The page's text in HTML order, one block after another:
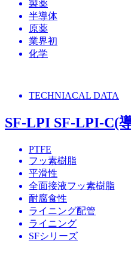
製薬
半導体
原薬
業界初
化学
TECHNIACAL DATA
SF-LPI SF-LPI-C(
PTFE
フッ素樹脂
平滑性
全面接液フッ素樹脂
耐腐食性
ライニング配管
ライニング
SFシリーズ